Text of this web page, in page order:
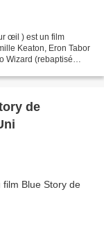
œil ) est un film
Keaton, Eron Tabor
Wizard (rebaptisé
de